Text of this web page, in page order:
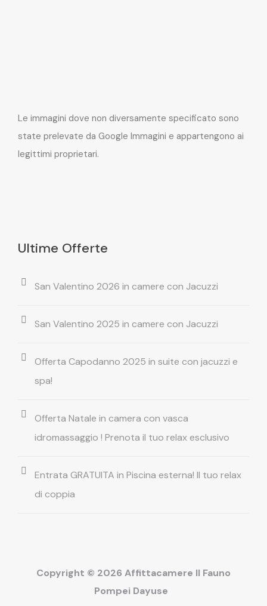
Le immagini dove non diversamente specificato sono
state prelevate da Google Immagini e appartengono ai
legittimi proprietari.
Ultime Offerte
San Valentino 2026 in camere con Jacuzzi
San Valentino 2025 in camere con Jacuzzi
Offerta Capodanno 2025 in suite con jacuzzi e
spa!
Offerta Natale in camera con vasca
idromassaggio ! Prenota il tuo relax esclusivo
Entrata GRATUITA in Piscina esterna! Il tuo relax
di coppia
Copyright © 2026 Affittacamere Il Fauno
Pompei Dayuse